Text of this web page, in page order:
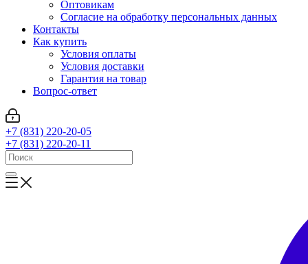
Оптовикам
Cогласие на обработку персональных данных
Контакты
Как купить
Условия оплаты
Условия доставки
Гарантия на товар
Вопрос-ответ
+7 (831) 220-20-05
+7 (831) 220-20-11